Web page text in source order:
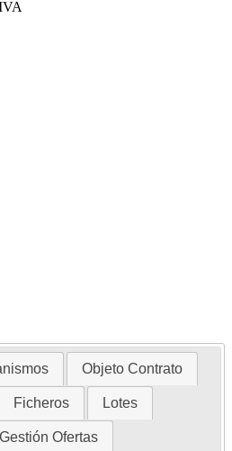
Objeto Contrato
Ficheros Lotes
Gestión Ofertas